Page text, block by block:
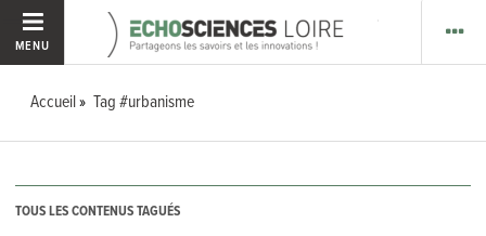
MENU
Accueil Tag #urbanisme
TOUS LES CONTENUS TAGUÉS